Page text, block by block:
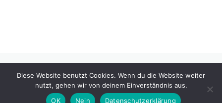
multipurpose Prebuilt Website with a wide range of usability.
Diese Website benutzt Cookies. Wenn du die Website weiter
nutzt, gehen wir von deinem Einverständnis aus.
OK
Nein Datenschutzerklärung